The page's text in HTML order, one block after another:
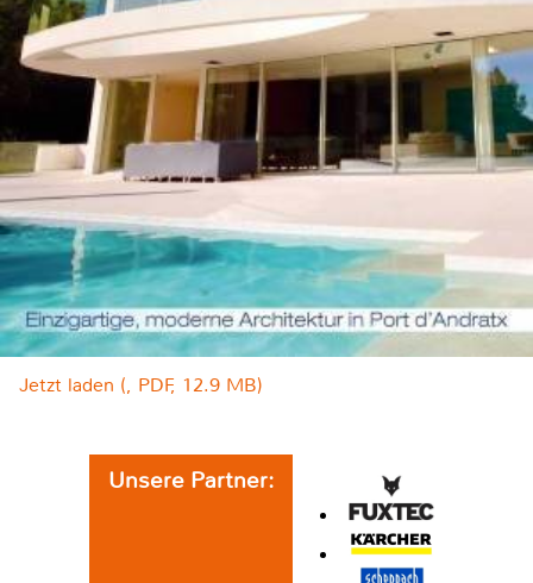
Jetzt laden (, PDF, 12.9 MB)
Unsere Partner: